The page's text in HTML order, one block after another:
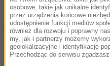
Muzyka w RMF
Playlista Hity
osobowe, takie jak unikalne
przez urządzenia końcowe
udostępnienie funkcji mediów
również dla rozwoju i poprawny
my, jak i partnerzy możemy
geolokalizacyjne i identyfikację
Przechodząc do serwisu